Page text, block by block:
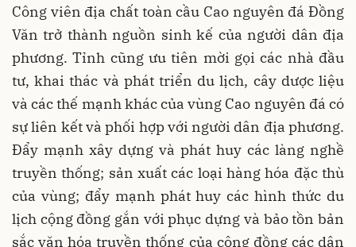
Công viên địa chất toàn cầu Cao nguyên đá Đồng
Văn trở thành nguồn sinh kế của người dân địa
phương. Tỉnh cũng ưu tiên mời gọi các nhà đầu
tư, khai thác và phát triển du lịch, cây dược liệu
và các thế mạnh khác của vùng Cao nguyên đá có
sự liên kết và phối hợp với người dân địa phương.
Đẩy mạnh xây dựng và phát huy các làng nghề
truyền thống; sản xuất các loại hàng hóa đặc thù
của vùng; đẩy mạnh phát huy các hình thức du
lịch cộng đồng gắn với phục dựng và bảo tồn bản
sắc văn hóa truyền thống của cộng đồng các dân